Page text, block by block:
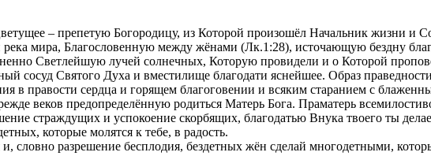
– препетую Богородицу, из Которой произошёл Начальник жизни и
мира, Благословенную между жёнами (Лк.1:28), источающую бездну
Светлейшую лучей солнечных, Которую провидели и о Которой
сосуд Святого Духа и вместилище благодати яснейшее. Образ
в правости сердца и горящем благоговении и всяким старанием с
веков предопределённую родиться Матерь Бога. Праматерь
страждущих и успокоение скорбящих, благодатью Внука твоего ты
которые молятся к тебе, в радость.
разрешение бесплодия, бездетных жён сделай многодетными,